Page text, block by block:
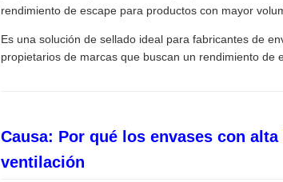
rendimiento de escape para productos con mayor
Es una solución de sellado ideal para fabricantes de
propietarios de marcas que buscan un rendimiento de
Causa: Por qué los envases con
ventilación